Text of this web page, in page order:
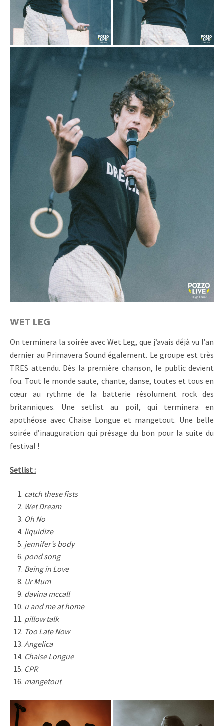
WET LEG
On terminera la soirée avec Wet Leg, que j’avais déjà vu l’an
dernier au Primavera Sound également. Le groupe est très
TRES attendu. Dès la première chanson, le public devient
fou. Tout le monde saute, chante, danse, toutes et tous en
cœur au rythme de la batterie résolument rock des
britanniques. Une setlist au poil, qui terminera en
apothéose avec Chaise Longue et mangetout. Une belle
soirée d’inauguration qui présage du bon pour la suite du
festival !
Setlist :
catch these fists
Wet Dream
Oh No
liquidize
jennifer’s body
pond song
Being in Love
Ur Mum
davina mccall
u and me at home
pillow talk
Too Late Now
Angelica
Chaise Longue
CPR
mangetout